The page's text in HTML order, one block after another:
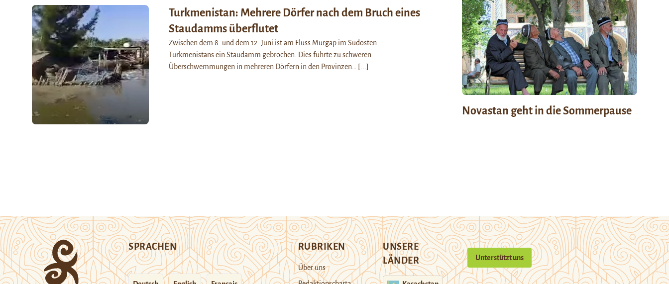
Turkmenistan: Mehrere Dörfer nach dem Bruch eines
Staudamms überflutet
Zwischen dem 8. und dem 12. Juni ist am Fluss Murgap im Südosten
Turkmenistans ein Staudamm gebrochen. Dies führte zu schweren
Überschwemmungen in mehreren Dörfern in den Provinzen…
[...]
Novastan geht in die Sommerpause
SPRACHEN RUBRIKEN
Über uns
UNSERE
LÄNDER
Unterstützt uns